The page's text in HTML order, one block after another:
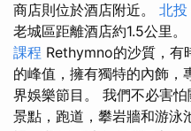
商店則位於酒店附近。 北
老城區距離酒店約1.5公里。
課程 Rethymno的沙質，有
的峰值，擁有獨特的內飾，
界娛樂節目。 我們不必害
景點，跑道，攀岩牆和游泳